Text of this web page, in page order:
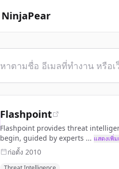
NinjaPear
Flashpoint
Flashpoint provides threat
begin, guided by experts ... แสดงเพิ่ม
ก่อตั้ง 2010